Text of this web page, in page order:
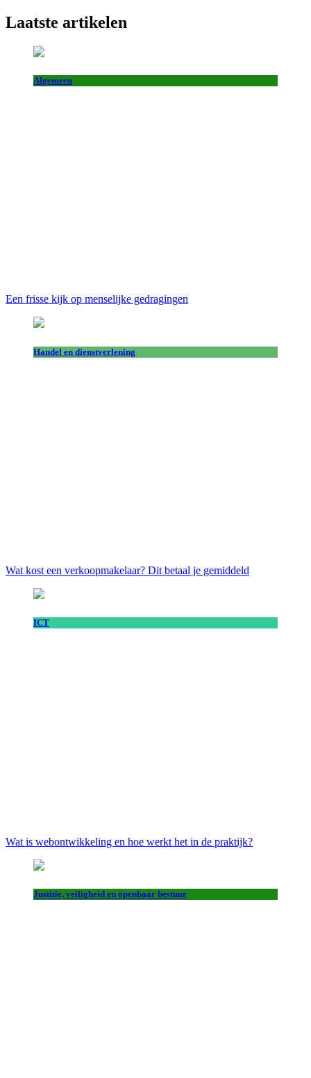
Laatste artikelen
Algemeen
Een frisse kijk op menselijke gedragingen
Handel en dienstverlening
Wat kost een verkoopmakelaar? Dit betaal je gemiddeld
ICT
Wat is webontwikkeling en hoe werkt het in de praktijk?
Justitie, veiligheid en openbaar bestuur